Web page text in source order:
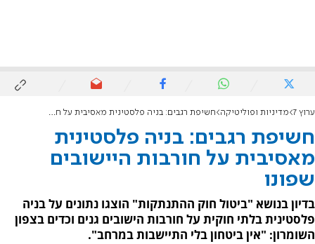
ערוץ 7 מדיניות ופוליטיקה חשיפת רגבים: בניה פלסטינית מאסיבית על חורבות היישובים שפונו
חשיפת רגבים: בניה פלסטינית
מאסיבית על חורבות היישובים
שפונו
בדיון בנושא "ביטול חוק ההתנתקות" הוצגו נתונים על בניה
פלסטינית בלתי חוקית על חורבות הישובים גנים וכדים בצפון
השומרון: "אין ביטחון בלי התיישבות במרחב".